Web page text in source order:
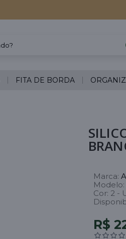
FITA DE BORDA
Marca:
Modelo:
Cor: 2 -
R$